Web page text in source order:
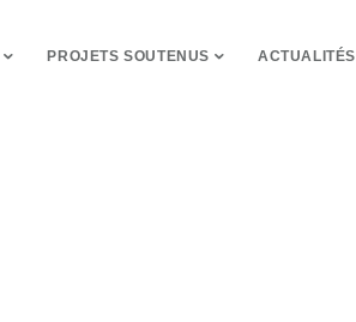
PROJETS SOUTENUS ACTUALITÉS